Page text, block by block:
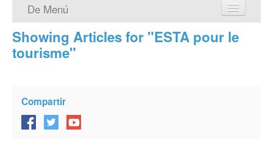
De Menú
Página de inicio
VWP
Showing Articles for "ESTA pour le
tourisme"
Compartir